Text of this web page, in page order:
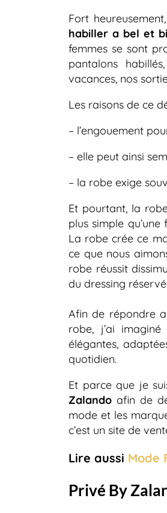
Fort
habiller a bel et
femmes se sont
pantalons
vacances, nos
Les raisons de ce
– l’engouement
– elle peut ainsi
– la robe exige
Et pourtant, la
plus simple
La robe crée ce
ce que nous
robe réussit
du dressing
Afin de répondre
robe, j’ai
élégantes,
quotidien.
Et parce que je
Zalando afin de
mode et les
c’est un site de
Lire aussi Mode
Privé By